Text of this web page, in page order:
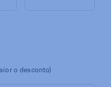
o desconto)